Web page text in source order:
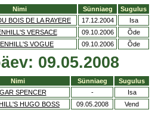
Nimi Sünniaeg
Sugulus
BOIS DE LA RAYERE 17.12.2004
Isa
VERSACE 09.10.2006
Õde
VOGUE 09.10.2006 Õde
09.05.2008
Nimi Sünniaeg
Sugulus
SPENCER -
Isa
HUGO BOSS 09.05.2008 Vend